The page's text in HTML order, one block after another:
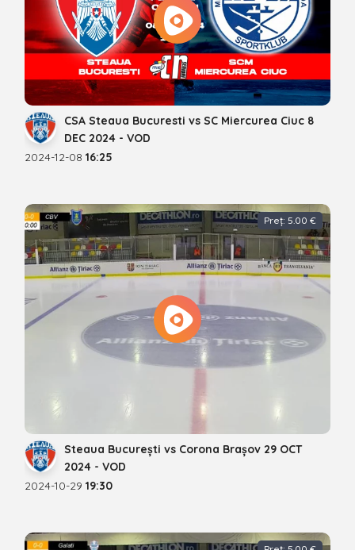
CSA Steaua Bucuresti vs SC Miercurea Ciuc 8
DEC 2024 - VOD
2024-12-08 16:25
Preț: 5.00 €
Steaua București vs Corona Brașov 29 OCT
2024 - VOD
2024-10-29 19:30